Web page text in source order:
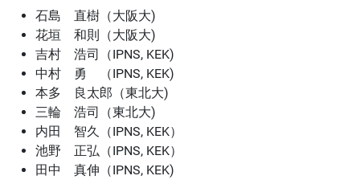
石島 直樹（大阪大)
花垣 和則（大阪大)
吉村 浩司（IPNS, KEK)
中村 勇 （IPNS, KEK)
本多 良太郎（東北大)
三輪 浩司（東北大)
内田 智久（IPNS, KEK）
池野 正弘（IPNS, KEK）
田中 真伸（IPNS, KEK)